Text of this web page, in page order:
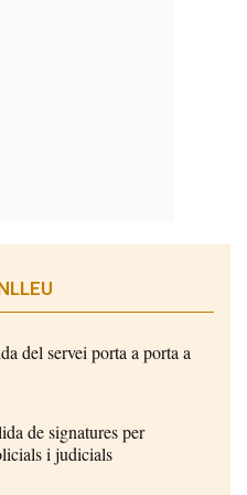
del servei porta a porta a
de signatures per
i judicials